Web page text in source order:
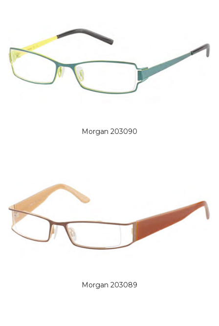
Morgan 203090
Morgan 203089